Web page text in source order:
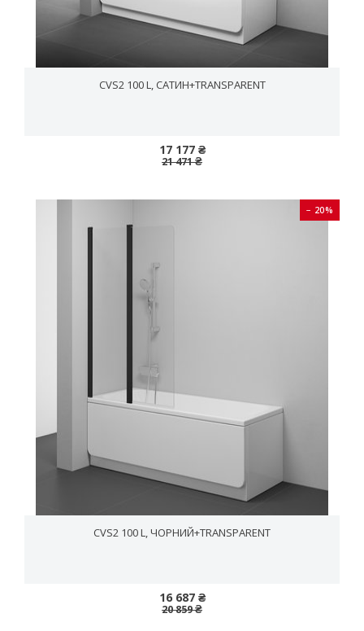
CVS2 100 L, САТИН+TRANSPARENT
17 177 ₴
21 471 ₴
− 20%
CVS2 100 L, ЧОРНИЙ+TRANSPARENT
16 687 ₴
20 859 ₴